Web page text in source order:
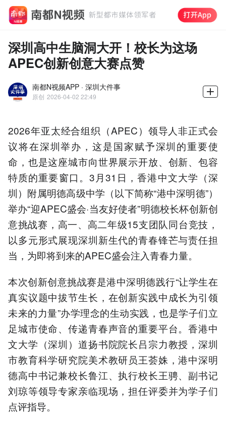
深圳高中生脑洞大开！校长为这场
APEC创新创意大赛点赞
南都N视频APP · 深圳大件事
原创 2026-04-02 22:49
2026年亚太经合组织（APEC）领导人非正式会
议将在深圳举办，这是国家赋予深圳的重要使
命，也是这座城市向世界展示开放、创新、包容
特质的重要窗口。3月31日，香港中文大学（深
圳）附属明德高级中学（以下简称“港中深明德”）
举办“迎APEC盛会·当友好使者”明德校长杯创新创
意挑战赛，高一、高二年级15支团队同台竞技，
以多元形式展现深圳新生代的青春锋芒与责任担
当，为即将到来的APEC盛会注入青春力量。
本次创新创意挑战赛是港中深明德践行“让学生在
真实议题中拔节生长，在创新实践中成长为引领
未来的力量”办学理念的生动实践，也是学子们立
足城市使命、传递青春声音的重要平台。香港中
文大学（深圳）道扬书院院长吕宗力教授，深圳
市教育科学研究院美术教研员王荟姝，港中深明
德高中书记兼校长鲁江、执行校长王骋、副书记
刘琼等领导专家亲临现场，担任评委并为学子们
点评指导。